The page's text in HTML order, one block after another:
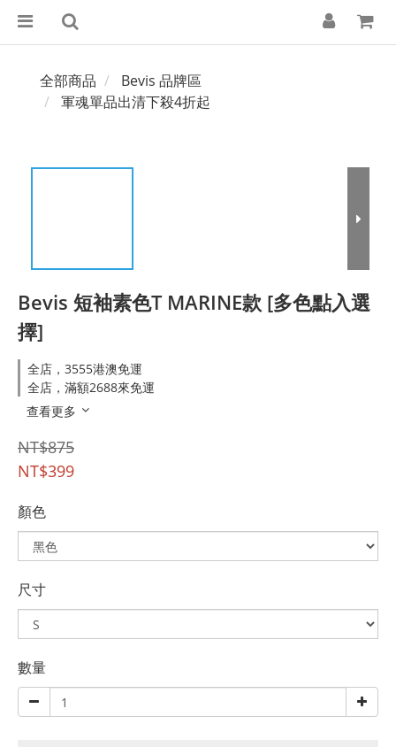
全部商品
Bevis 品牌區
軍魂單品出清下殺4折起
Bevis 短袖素色T MARINE款 [多色點入選
擇]
全店，3555港澳免運
全店，滿額2688來免運
查看更多
NT$875
NT$399
顏色
尺寸
數量